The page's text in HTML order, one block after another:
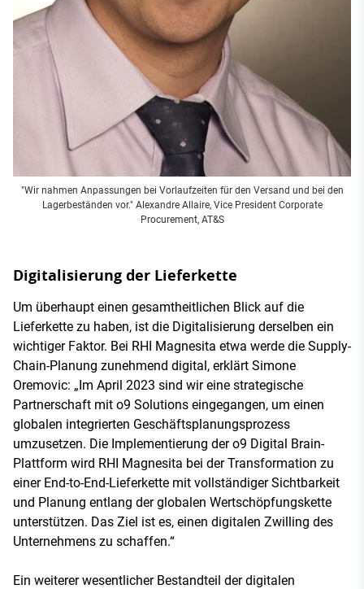
"Wir nahmen Anpassungen bei Vorlaufzeiten für den Versand und bei den
Lagerbeständen vor." Alexandre Allaire, Vice President Corporate
Procurement, AT&S
Digitalisierung der Lieferkette
Um überhaupt einen gesamtheitlichen Blick auf die
Lieferkette zu haben, ist die Digitalisierung derselben ein
wichtiger Faktor. Bei RHI Magnesita etwa werde die Supply-
Chain-Planung zunehmend digital, erklärt Simone
Oremovic: „Im April 2023 sind wir eine strategische
Partnerschaft mit o9 Solutions eingegangen, um einen
globalen integrierten Geschäftsplanungsprozess
umzusetzen. Die Implementierung der o9 Digital Brain-
Plattform wird RHI Magnesita bei der Transformation zu
einer End-to-End-Lieferkette mit vollständiger Sichtbarkeit
und Planung entlang der globalen Wertschöpfungskette
unterstützen. Das Ziel ist es, einen digitalen Zwilling des
Unternehmens zu schaffen.“
Ein weiterer wesentlicher Bestandteil der digitalen